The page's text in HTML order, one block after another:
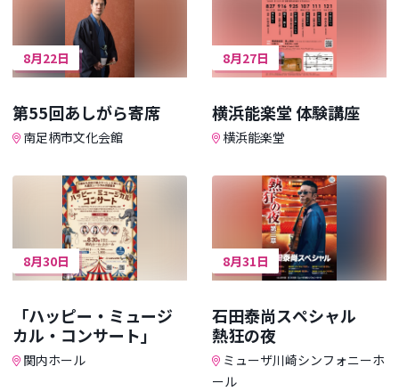
8月22日
第55回あしがら寄席
南足柄市文化会館
8月27日
横浜能楽堂 体験講座
横浜能楽堂
8月30日
「ハッピー・ミュージ
カル・コンサート」
関内ホール
8月31日
石田泰尚スペシャル
熱狂の夜
ミューザ川崎シンフォニーホ
ール